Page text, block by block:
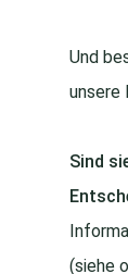
Und
unsere
Sind
(siehe